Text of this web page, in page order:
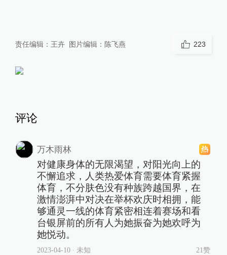
责任编辑： 王卉 图片编辑： 陈飞燕 223
评论
万木雨林
对健康身体的无限渴望，对阳光向上的
不懈追求，人类热爱体育需要体育紧握
体育，不分肤色没有种族跨越国界，在
激情澎湃中对决在举杯欢庆时相拥，能
够通灵一线的体育紧密相连着赛场和看
台银屏前的所有人为她振奋为她欢呼为
她悦动。
2023-04-10∙ 未知 21赞